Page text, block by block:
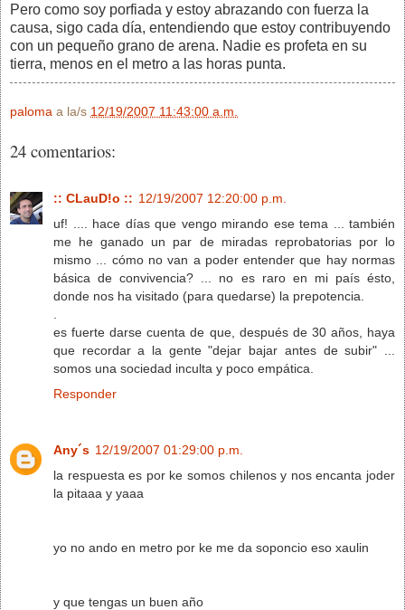
Pero como soy porfiada y estoy abrazando con fuerza la
causa, sigo cada día, entendiendo que estoy contribuyendo
con un pequeño grano de arena. Nadie es profeta en su
tierra, menos en el metro a las horas punta.
paloma a la/s 12/19/2007 11:43:00 a.m.
24 comentarios:
:: CLauD!o :: 12/19/2007 12:20:00 p.m.
uf! .... hace días que vengo mirando ese tema ... también
me he ganado un par de miradas reprobatorias por lo
mismo ... cómo no van a poder entender que hay normas
básica de convivencia? ... no es raro en mi país ésto,
donde nos ha visitado (para quedarse) la prepotencia.
es fuerte darse cuenta de que, después de 30 años, haya
que recordar a la gente "dejar bajar antes de subir" ...
somos una sociedad inculta y poco empática.
Responder
Any´s 12/19/2007 01:29:00 p.m.
la respuesta es por ke somos chilenos y nos encanta joder
la pitaaa y yaaa
yo no ando en metro por ke me da soponcio eso xaulin
y que tengas un buen año